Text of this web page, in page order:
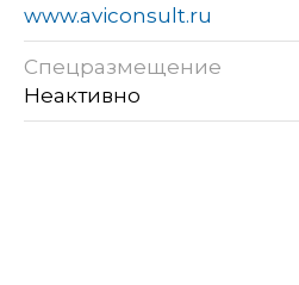
www.aviconsult.ru
Спецразмещение
Неактивно